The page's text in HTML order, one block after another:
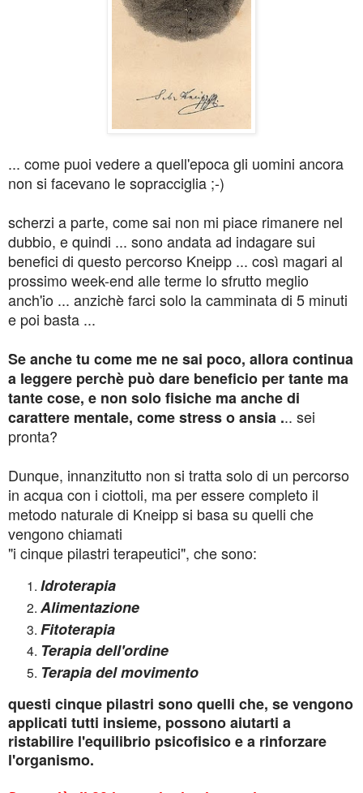
... come puoi vedere a quell'epoca gli uomini ancora
non si facevano le sopracciglia ;-)
scherzi a parte, come sai non mi piace rimanere nel
dubbio, e quindi ... sono andata ad indagare sui
benefici di questo percorso Kneipp ... così magari al
prossimo week-end alle terme lo sfrutto meglio
anch'io ... anzichè farci solo la camminata di 5 minuti
e poi basta ...
Se anche tu come me ne sai poco, allora continua
a leggere perchè può dare beneficio per tante ma
tante cose, e non solo fisiche ma anche di
carattere mentale, come stress o ansia ... sei
pronta?
Dunque, innanzitutto non si tratta solo di un percorso
in acqua con i ciottoli, ma per essere completo il
metodo naturale di Kneipp si basa su quelli che
vengono chiamati
"i cinque pilastri terapeutici", che sono:
Idroterapia
Alimentazione
Fitoterapia
Terapia dell'ordine
Terapia del movimento
questi cinque pilastri sono quelli che, se vengono
applicati tutti insieme, possono aiutarti a
ristabilire l'equilibrio psicofisico e a rinforzare
l'organismo.